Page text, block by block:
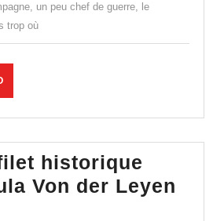
humiliée
un peu chef de guerre, le
trop où
historique
Von der Leyen